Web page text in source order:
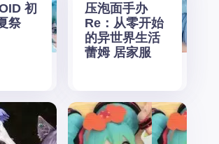
初
祭
压泡面手办
Re：从零开始
的异世界生活
蕾姆 居家服